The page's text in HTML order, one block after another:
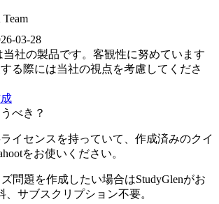
Team
03-28
当社の製品です。客観性に努めています
る際には当社の視点を考慮してくださ
べき？
イセンスを持っていて、作成済みのクイ
をお使いください。
問題を作成したい場合はStudyGlenがお
サブスクリプション不要。